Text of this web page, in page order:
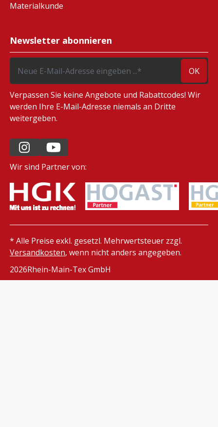
Materialkunde
Newsletter abonnieren
OK
Verpassen Sie keine Angebote und Rabattcodes! Wir
werden Ihre E-Mail-Adresse niemals an Dritte
weitergeben.
Wir sind Partner von:
* Alle Preise exkl. gesetzl. Mehrwertsteuer zzgl.
Versandkosten, wenn nicht anders angegeben.
2026Rhein-Main-Tex GmbH